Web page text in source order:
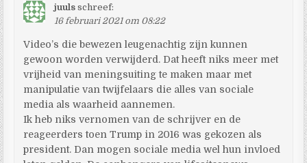
juuls schreef:
16 februari 2021 om 08:22
Video’s die bewezen leugenachtig zijn kunnen
gewoon worden verwijderd. Dat heeft niks meer met
vrijheid van meningsuiting te maken maar met
manipulatie van twijfelaars die alles van sociale
media als waarheid aannemen.
Ik heb niks vernomen van de schrijver en de
reageerders toen Trump in 2016 was gekozen als
president. Dan mogen sociale media wel hun invloed